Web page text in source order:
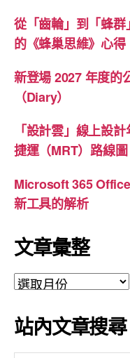
從「齒輪」到「蜂群
的《蜂巢思維》心得
新登場 2027 年度的
（Diary）
「設計雲」線上設
捷運（MRT）路線圖
Microsoft 365
新工具的解析
文章彙整
文
彙
整
站內文章搜尋